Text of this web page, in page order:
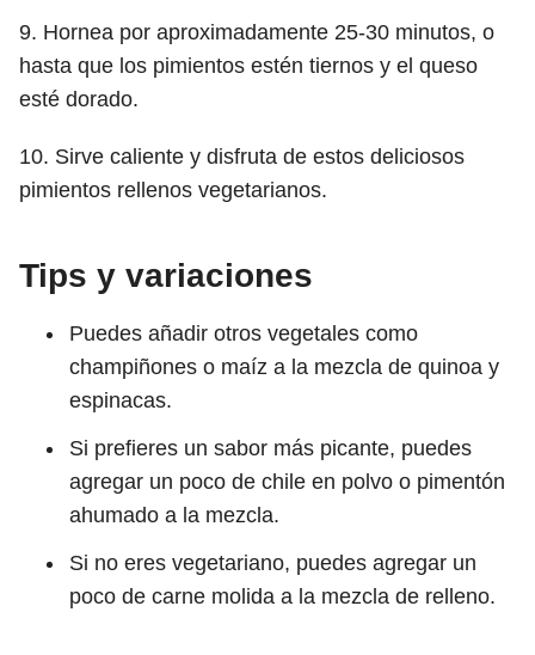
9. Hornea por aproximadamente 25-30 minutos, o
hasta que los pimientos estén tiernos y el queso
esté dorado.
10. Sirve caliente y disfruta de estos deliciosos
pimientos rellenos vegetarianos.
Tips y variaciones
Puedes añadir otros vegetales como
champiñones o maíz a la mezcla de quinoa y
espinacas.
Si prefieres un sabor más picante, puedes
agregar un poco de chile en polvo o pimentón
ahumado a la mezcla.
Si no eres vegetariano, puedes agregar un
poco de carne molida a la mezcla de relleno.